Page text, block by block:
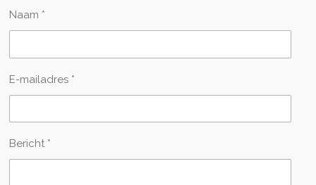
Naam *
E-mailadres *
Bericht *